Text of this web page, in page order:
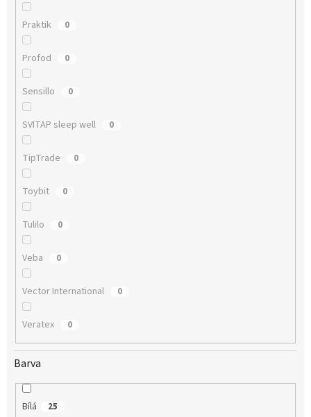
Praktik 0
Profod 0
Sensillo 0
SVITAP sleep well 0
TipTrade 0
Toybit 0
Tulilo 0
Veba 0
Vector International 0
Veratex 0
Barva
Bílá 25